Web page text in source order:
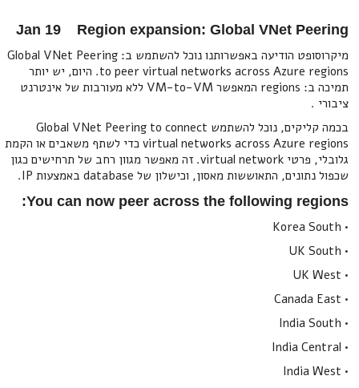
Jan 19 Region expansion: Global VNet Peering
מיקרוסופט הודיעה באפשרותנו נוכל להשתמש ב: Global VNet Peering
to peer virtual networks across Azure regions. היום, יש יותר
תמיכה ב: regions המאפשר VM-to-VM ללא מעורבות של אינטרנט
ציבורי .
בכמה קליקים, נוכל להשתמש Global VNet Peering to connect
virtual networks across Azure regions כדי לשתף משאבים או הקמת
גלובלי, פרטי virtual network. זה מאפשר מגוון רחב של תרחישים כגון
שכפול נתונים, התאוששות מאסון, וכישלון של database באמצעות IP.
You can now peer across the following regions:
• Korea South
• UK South
• UK West
• Canada East
• India South
• India Central
• India West